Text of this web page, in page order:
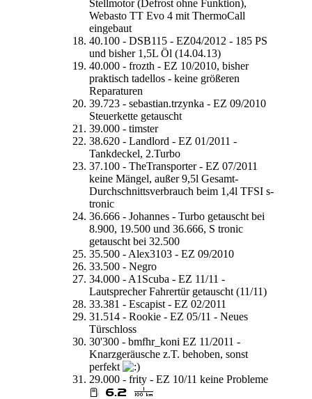
Stellmotor (Defrost ohne Funktion),
Webasto TT Evo 4 mit ThermoCall
eingebaut
40.100 - DSB115 - EZ04/2012 - 185 PS
und bisher 1,5L Öl (14.04.13)
40.000 - frozth - EZ 10/2010, bisher
praktisch tadellos - keine größeren
Reparaturen
39.723 - sebastian.trzynka - EZ 09/2010
Steuerkette getauscht
39.000 - timster
38.620 - Landlord - EZ 01/2011 -
Tankdeckel, 2.Turbo
37.100 - TheTransporter - EZ 07/2011
keine Mängel, außer 9,5l Gesamt-
Durchschnittsverbrauch beim 1,4l TFSI s-
tronic
36.666 - Johannes - Turbo getauscht bei
8.900, 19.500 und 36.666, S tronic
getauscht bei 32.500
35.500 - Alex3103 - EZ 09/2010
33.500 - Negro
34.000 - A1Scuba - EZ 11/11 -
Lautsprecher Fahrertür getauscht (11/11)
33.381 - Escapist - EZ 02/2011
31.514 - Rookie - EZ 05/11 - Neues
Türschloss
30'300 - bmfhr_koni EZ 11/2011 -
Knarzgeräusche z.T. behoben, sonst
perfekt
29.000 - frity - EZ 10/11 keine Probleme